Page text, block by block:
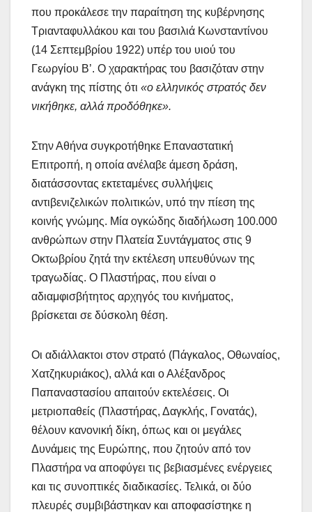
που προκάλεσε την παραίτηση της κυβέρνησης
Τριανταφυλλάκου και του βασιλιά Κωνσταντίνου
(14 Σεπτεμβρίου 1922) υπέρ του υιού του
Γεωργίου Β’. Ο χαρακτήρας του βασιζόταν στην
ανάγκη της πίστης ότι «ο ελληνικός στρατός δεν
νικήθηκε, αλλά προδόθηκε».
Στην Αθήνα συγκροτήθηκε Επαναστατική
Επιτροπή, η οποία ανέλαβε άμεση δράση,
διατάσσοντας εκτεταμένες συλλήψεις
αντιβενιζελικών πολιτικών, υπό την πίεση της
κοινής γνώμης. Μία ογκώδης διαδήλωση 100.000
ανθρώπων στην Πλατεία Συντάγματος στις 9
Οκτωβρίου ζητά την εκτέλεση υπευθύνων της
τραγωδίας. Ο Πλαστήρας, που είναι ο
αδιαμφισβήτητος αρχηγός του κινήματος,
βρίσκεται σε δύσκολη θέση.
Οι αδιάλλακτοι στον στρατό (Πάγκαλος, Οθωναίος,
Χατζηκυριάκος), αλλά και ο Αλέξανδρος
Παπαναστασίου απαιτούν εκτελέσεις. Οι
μετριοπαθείς (Πλαστήρας, Δαγκλής, Γονατάς),
θέλουν κανονική δίκη, όπως και οι μεγάλες
Δυνάμεις της Ευρώπης, που ζητούν από τον
Πλαστήρα να αποφύγει τις βεβιασμένες ενέργειες
και τις συνοπτικές διαδικασίες. Τελικά, οι δύο
πλευρές συμβιβάστηκαν και αποφασίστηκε η